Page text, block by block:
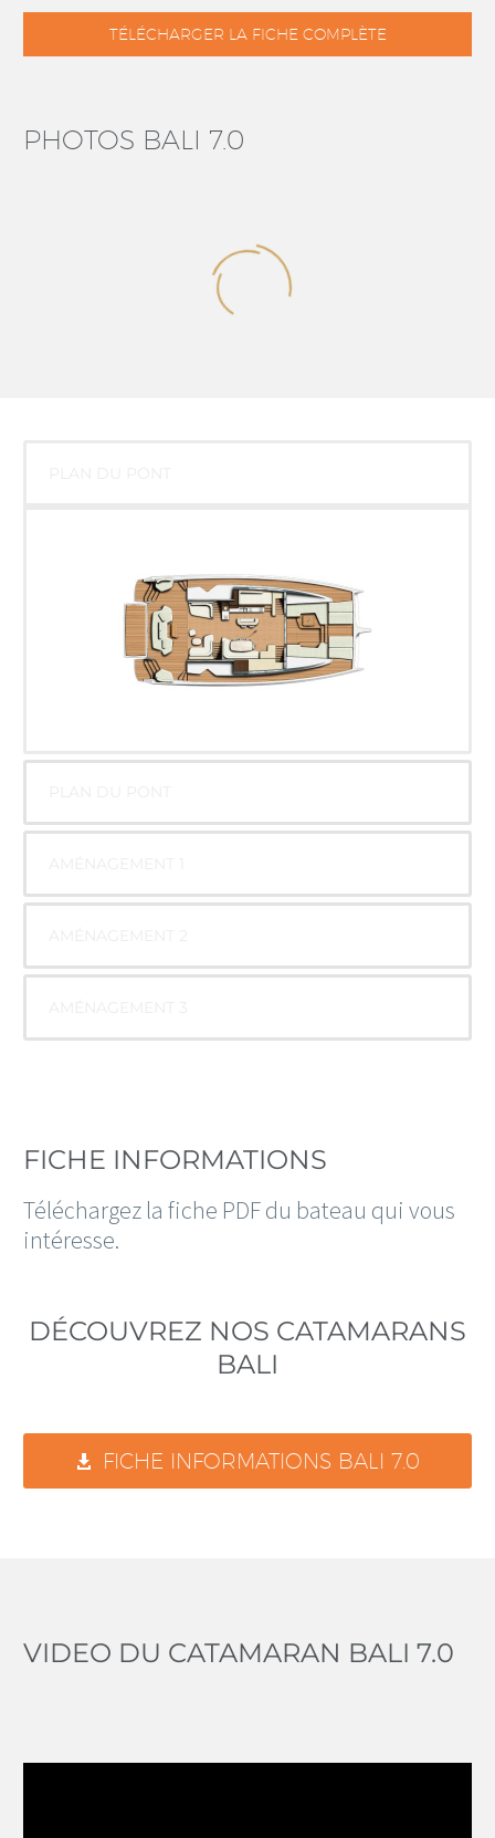
TÉLÉCHARGER LA FICHE COMPLÈTE
PHOTOS BALI 7.0
FICHE INFORMATIONS
Téléchargez la fiche PDF du bateau qui vous
intéresse.
DÉCOUVREZ NOS CATAMARANS
BALI
 FICHE INFORMATIONS BALI 7.0
VIDEO DU CATAMARAN BALI 7.0